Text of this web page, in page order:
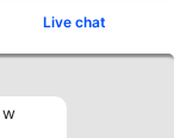
Live chat
w
super
knajpach